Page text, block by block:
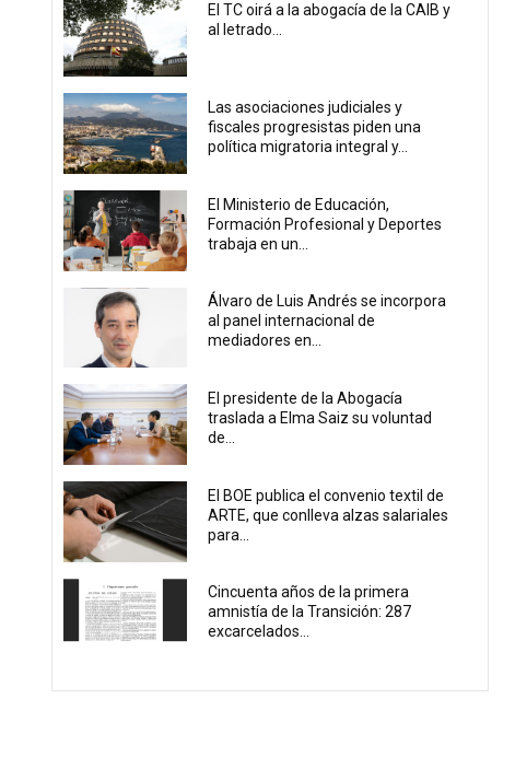
El TC oirá a la abogacía de la CAIB y
al letrado...
Las asociaciones judiciales y
fiscales progresistas piden una
política migratoria integral y...
El Ministerio de Educación,
Formación Profesional y Deportes
trabaja en un...
Álvaro de Luis Andrés se incorpora
al panel internacional de
mediadores en...
El presidente de la Abogacía
traslada a Elma Saiz su voluntad
de...
El BOE publica el convenio textil de
ARTE, que conlleva alzas salariales
para...
Cincuenta años de la primera
amnistía de la Transición: 287
excarcelados...